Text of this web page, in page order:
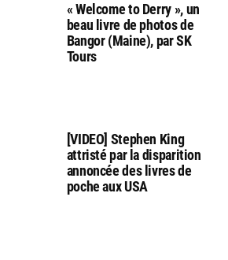
« Welcome to Derry », un
beau livre de photos de
Bangor (Maine), par SK
Tours
[VIDEO] Stephen King
attristé par la disparition
annoncée des livres de
poche aux USA